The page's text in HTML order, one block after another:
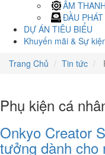
ÂM
ĐẦU
DỰ ÁN TIÊU BIỂU
Khuyến mãi & Sự
Trang Chủ
Tin tức
Phụ kiện cá
Onkyo Creator
tưởng dành cho